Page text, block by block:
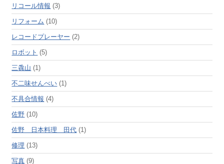
リコール情報 (3)
リフォーム (10)
レコードプレーヤー (2)
ロボット (5)
三毳山 (1)
不二味せんべい (1)
不具合情報 (4)
佐野 (10)
佐野 日本料理 田代 (1)
修理 (13)
写真 (9)